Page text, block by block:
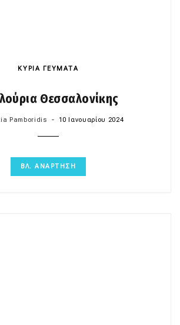
ΚΥΡΙΑ ΓΕΥΜΑΤΑ
Θεσσαλονίκης
Pamboridis 10 Ιανουαρίου 2024
ΒΛ. ΑΝΑΡΤΗΣΗ